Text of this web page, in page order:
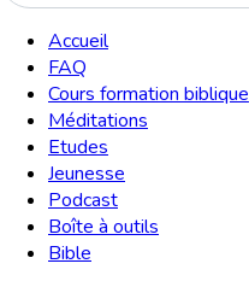
Accueil
FAQ
Cours formation biblique
Méditations
Etudes
Jeunesse
Podcast
Boîte à outils
Bible